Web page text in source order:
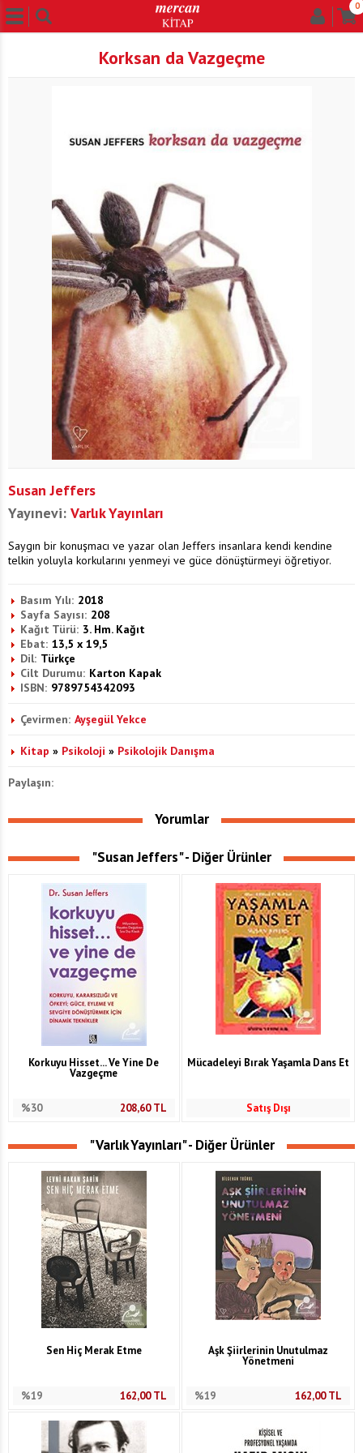
0
Korksan da Vazgeçme
Susan Jeffers
Yayınevi: Varlık Yayınları
Saygın bir konuşmacı ve yazar olan Jeffers insanlara kendi kendine
telkin yoluyla korkularını yenmeyi ve güce dönüştürmeyi öğretiyor.
Basım Yılı: 2018
Sayfa Sayısı: 208
Kağıt Türü: 3. Hm. Kağıt
Ebat: 13,5 x 19,5
Dil: Türkçe
Cilt Durumu: Karton Kapak
ISBN: 9789754342093
Çevirmen: Ayşegül Yekce
Kitap » Psikoloji » Psikolojik Danışma
Paylaşın:
Yorumlar
"Susan Jeffers" - Diğer Ürünler
Korkuyu Hisset... Ve Yine De
Vazgeçme
%30 208,60TL
Mücadeleyi Bırak Yaşamla Dans Et
Satış Dışı
"Varlık Yayınları" - Diğer Ürünler
Sen Hiç Merak Etme
%19 162,00TL
Aşk Şiirlerinin Unutulmaz
Yönetmeni
%19 162,00TL